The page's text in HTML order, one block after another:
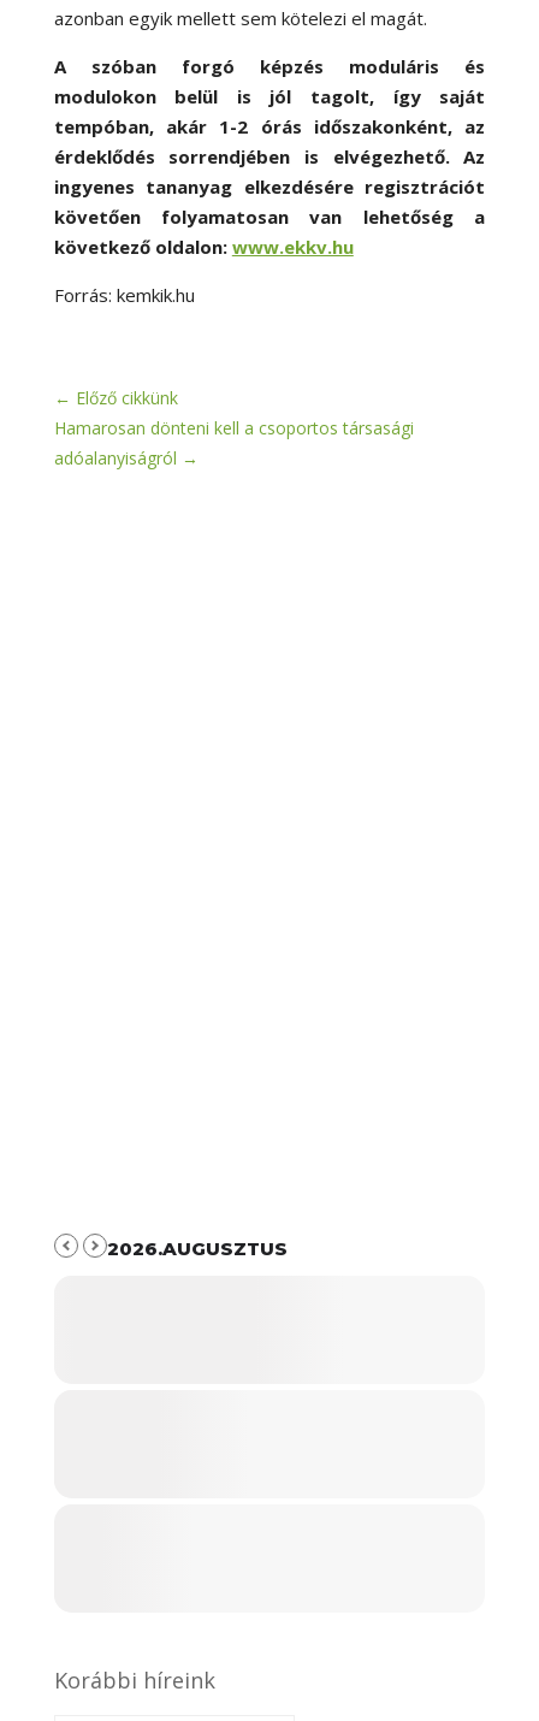
azonban egyik mellett sem kötelezi el magát.
A szóban forgó képzés moduláris és
modulokon belül is jól tagolt, így saját
tempóban, akár 1-2 órás időszakonként, az
érdeklődés sorrendjében is elvégezhető. Az
ingyenes tananyag elkezdésére regisztrációt
követően folyamatosan van lehetőség a
következő oldalon: www.ekkv.hu
Forrás: kemkik.hu
← Előző cikkünk
Hamarosan dönteni kell a csoportos társasági
adóalanyiságról →
2026.AUGUSZTUS
Korábbi híreink